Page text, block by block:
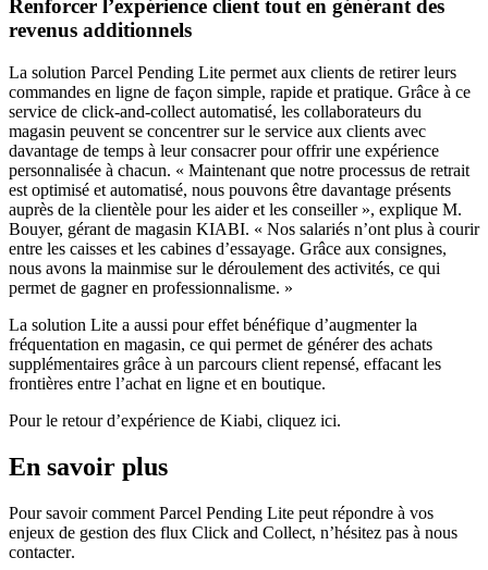
Renforcer l’expérience client tout en générant des
revenus additionnels
La solution Parcel Pending Lite permet aux clients de retirer leurs
commandes en ligne de façon simple, rapide et pratique. Grâce à ce
service de click-and-collect automatisé, les collaborateurs du
magasin peuvent se concentrer sur le service aux clients avec
davantage de temps à leur consacrer pour offrir une expérience
personnalisée à chacun. « Maintenant que notre processus de retrait
est optimisé et automatisé, nous pouvons être davantage présents
auprès de la clientèle pour les aider et les conseiller », explique M.
Bouyer, gérant de magasin KIABI. « Nos salariés n’ont plus à courir
entre les caisses et les cabines d’essayage. Grâce aux consignes,
nous avons la mainmise sur le déroulement des activités, ce qui
permet de gagner en professionnalisme. »
La solution Lite a aussi pour effet bénéfique d’augmenter la
fréquentation en magasin, ce qui permet de générer des achats
supplémentaires grâce à un parcours client repensé, effacant les
frontières entre l’achat en ligne et en boutique.
Pour le retour d’expérience de Kiabi, cliquez ici.
En savoir plus
Pour savoir comment Parcel Pending Lite peut répondre à vos
enjeux de gestion des flux Click and Collect, n’hésitez pas à nous
contacter.